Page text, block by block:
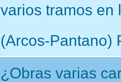
varios tramos en
(Arcos-Pantano)
¿Obras varias